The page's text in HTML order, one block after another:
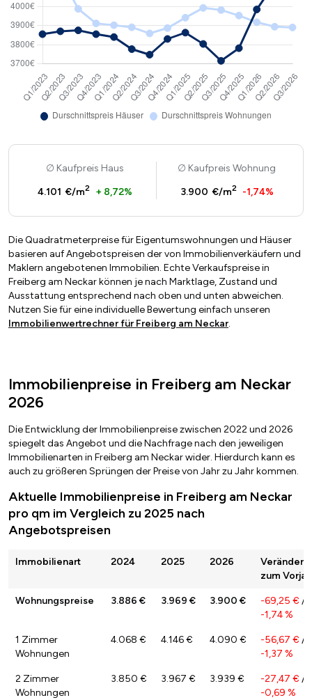
Kaufpreis Haus
4.101 €/m2 + 8,72%
Kaufpreis Wohnung
3.900 €/m2 -1,74%
Die Quadratmeterpreise für Eigentumswohnungen und Häuser
basieren auf Angebotspreisen der von Immobilienverkäufern und
Maklern angebotenen Immobilien. Echte Verkaufspreise in
Freiberg am Neckar können je nach Marktlage, Zustand und
Ausstattung entsprechend nach oben und unten abweichen.
Nutzen Sie für eine individuelle Bewertung einfach unseren
Immobilienwertrechner für Freiberg am Neckar.
Immobilienpreise in Freiberg am Neckar
2026
Die Entwicklung der Immobilienpreise zwischen 2022 und 2026
spiegelt das Angebot und die Nachfrage nach den jeweiligen
Immobilienarten in Freiberg am Neckar wider. Hierdurch kann es
auch zu größeren Sprüngen der Preise von Jahr zu Jahr kommen.
Aktuelle Immobilienpreise in Freiberg am Neckar
pro qm im Vergleich zu 2025 nach
Angebotspreisen
Immobilienart 2024 2025 2026
zum
Wohnungspreise 3.886 € 3.969 € 3.900 € -69,25 € /
-1,74 %
1 Zimmer
Wohnungen
4.068 € 4.146 € 4.090 € -56,67 € /
-1,37 %
2 Zimmer
Wohnungen
3.850 € 3.967 € 3.939 € -27,47 € /
-0,69 %